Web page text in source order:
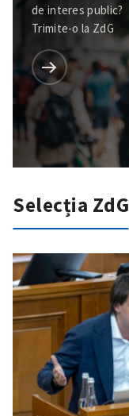
de interes public?
Trimite-o la ZdG
Selecția ZdG